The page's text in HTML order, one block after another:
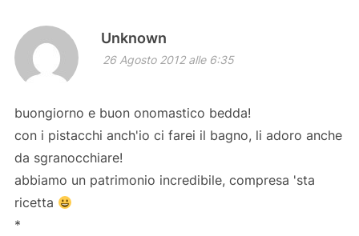
Unknown
26 Agosto 2012 alle 6:35
buongiorno e buon onomastico bedda!
con i pistacchi anch'io ci farei il bagno, li adoro anche
da sgranocchiare!
abbiamo un patrimonio incredibile, compresa 'sta
ricetta
*